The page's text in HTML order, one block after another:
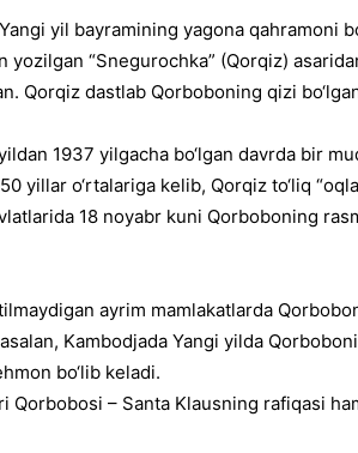
yil bayramining yagona qahramoni
yozilgan “Snegurochka” (Qorqiz)
Qorqiz dastlab Qorboboning qizi
1937 yilgacha bo‘lgan davrda bir
yillar o‘rtalariga kelib, Qorqiz to‘liq
18 noyabr kuni Qorboboning
ayrim mamlakatlarda
Kambodjada Yangi yilda
bo‘lib keladi.
Qorbobosi – Santa Klausning rafiqasi